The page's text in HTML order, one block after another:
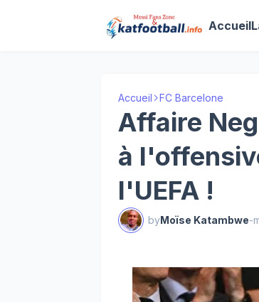
Accueil
Accueil FC Barcelone
Affaire
à
l'UEFA !
byMoïse Katambwe-